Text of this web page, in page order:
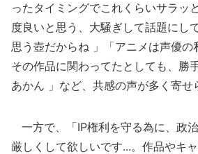
ったタイミングでこれくらいサラッ
度良いと思う、大騒ぎして話題にし
思う壺だからね 」「アニメは声優の
その作品に関わってたとしても、勝
あかん 」など、共感の声が多く寄せ
一方で、「IP権利を守る為に、政
厳しくして欲しいです...。作品やキ